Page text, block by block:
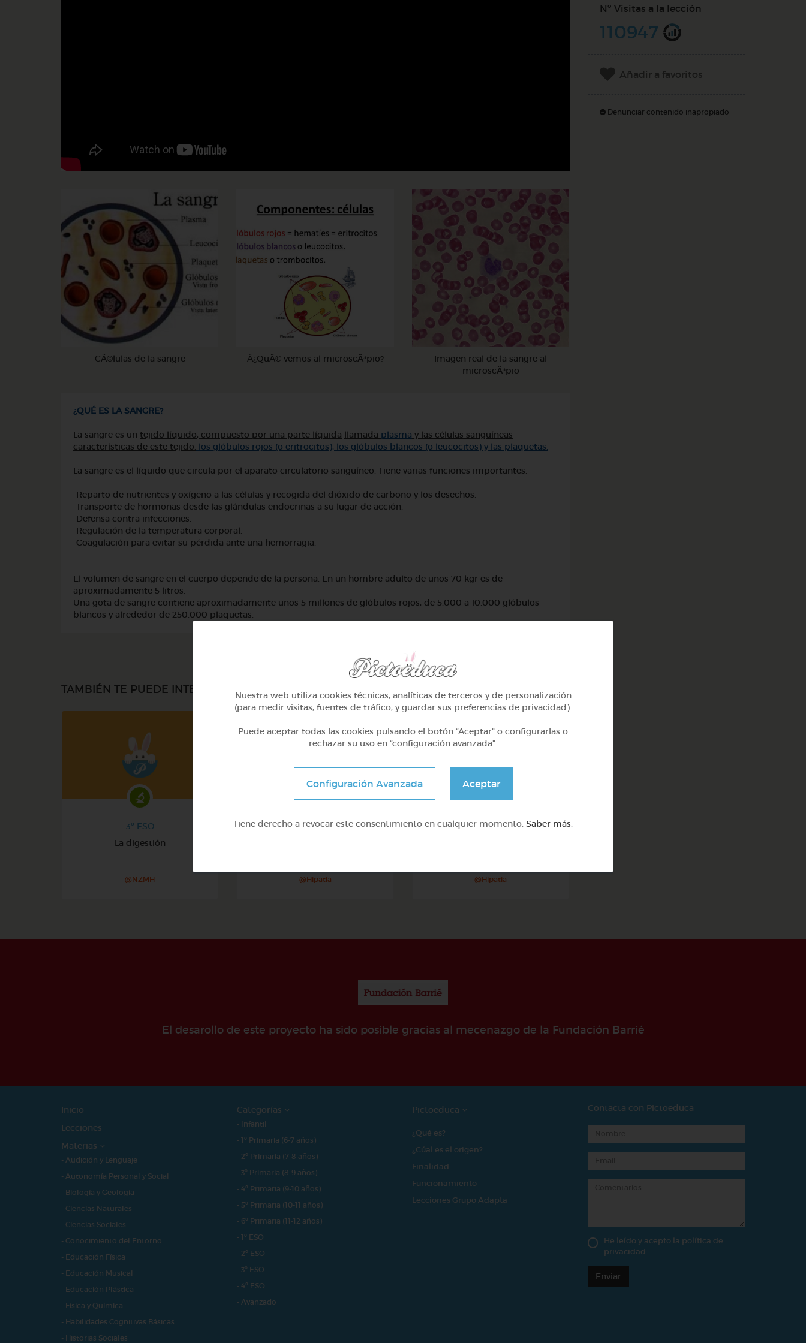
CÃ©lulas de la sangre Â¿QuÃ© vemos al microscÃ³pio?
Imagen real de la sangre al
microscÃ³pio
¿QUÉ ES LA SANGRE?
La sangre es un tejido líquido, compuesto por una parte líquida llamada plasma y las células sanguíneas
características de este tejido: los glóbulos rojos (o eritrocitos), los glóbulos blancos (o leucocitos) y las plaquetas.
La sangre es el líquido que circula por el aparato circulatorio sanguíneo. Tiene varias funciones importantes:
-Reparto de nutrientes y oxígeno a las células y recogida del dióxido de carbono y los desechos.
-Transporte de hormonas desde las glándulas endocrinas a su lugar de acción.
-Defensa contra infecciones.
-Regulación de la temperatura corporal.
-Coagulación para evitar su pérdida ante una hemorragia.
El volumen de sangre en el cuerpo depende de la persona. En un hombre adulto de unos 70 kgr es de
aproximadamente 5 litros.
Una gota de sangre contiene aproximadamente unos 5 millones de glóbulos rojos, de 5.000 a 10.000 glóbulos
blancos y alrededor de 250.000 plaquetas.
TAMBIÉN TE PUEDE INTERESAR
3º ESO
La digestión
@NZMH
3º ESO
@Hipatia
3º ESO
@Hipatia
Nº Visitas a la lección
110947
Añadir a favoritos
Denunciar contenido inapropiado
El desarollo de este proyecto ha sido posible gracias al mecenazgo de la Fundación Barrié
Inicio
Lecciones
Materias
- Audición y Lenguaje
- Autonomía Personal y Social
- Biología y Geología
- Ciencias Naturales
- Ciencias Sociales
- Conocimiento del Entorno
- Educación Física
- Educación Musical
- Educación Plástica
- Física y Química
- Habilidades Cognitivas Básicas
- Historias Sociales
Categorías
- Infantil
- 1º Primaria (6-7 años)
- 2º Primaria (7-8 años)
- 3º Primaria (8-9 años)
- 4º Primaria (9-10 años)
- 5º Primaria (10-11 años)
- 6º Primaria (11-12 años)
- 1º ESO
- 2º ESO
- 3º ESO
- 4º ESO
- Avanzado
Pictoeduca
¿Qué es?
¿Cúal es el origen?
Finalidad
Funcionamiento
Lecciones Grupo Adapta
Contacta con Pictoeduca
He leído y acepto la política de
privacidad
Enviar
Nuestra web utiliza cookies técnicas, analíticas de terceros y de personalización
(para medir visitas, fuentes de tráfico, y guardar sus preferencias de privacidad).
Puede aceptar todas las cookies pulsando el botón “Aceptar” o configurarlas o
rechazar su uso en “configuración avanzada”.
Configuración Avanzada Aceptar
Tiene derecho a revocar este consentimiento en cualquier momento. Saber más.